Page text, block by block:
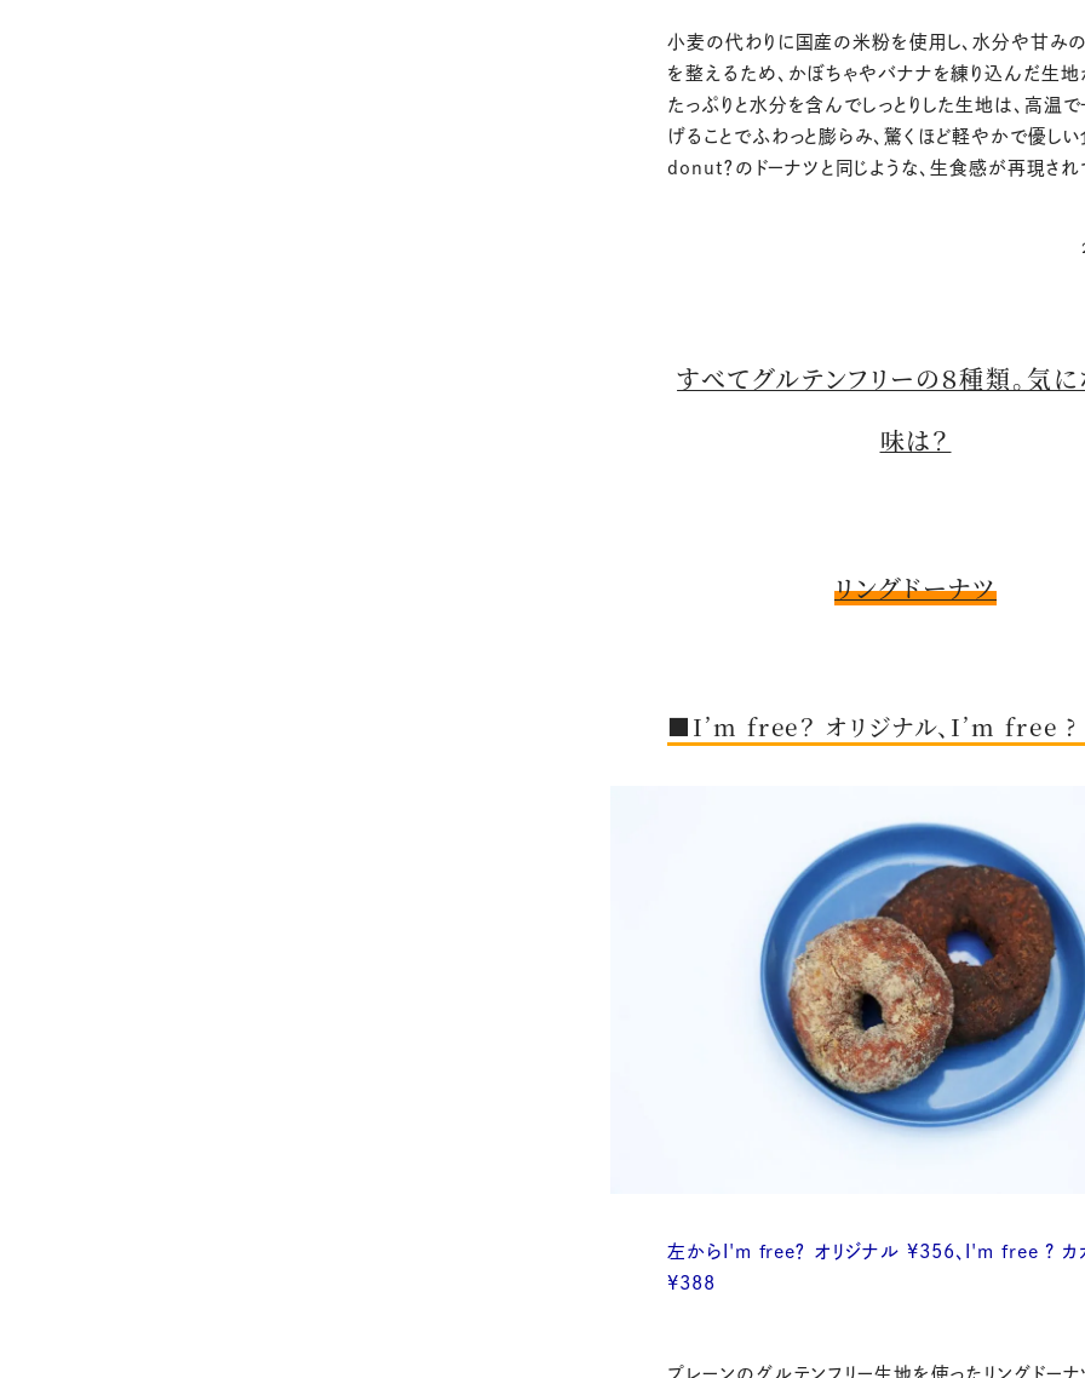
小麦の代わりに国産の米粉を使用し、水分や甘み
を整えるため、かぼちゃやバナナを練り込んだ生地
たっぷりと水分を含んでしっとりした生地は、高温
げることでふわっと膨らみ、驚くほど軽やかで優しい
donut？のドーナツと同じような、生食感が再現され
すべてグルテンフリーの８種類。気
味は？
リングドーナツ
■I’m free？ オリジナル、I’m free ?
左からI'm free？ オリジナル ¥356、I'm free ? カ
¥388
プレーンのグルテンフリー生地を使ったリングドーナ